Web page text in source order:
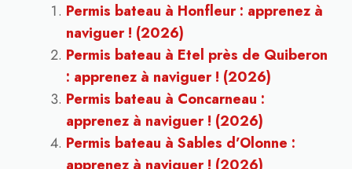
Permis bateau à Honfleur : apprenez à
naviguer ! (2026)
Permis bateau à Etel près de Quiberon
: apprenez à naviguer ! (2026)
Permis bateau à Concarneau :
apprenez à naviguer ! (2026)
Permis bateau à Sables d’Olonne :